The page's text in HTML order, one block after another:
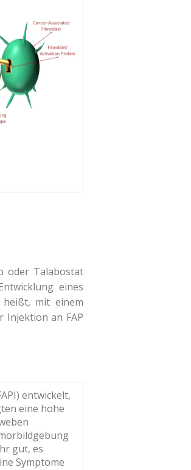
oder Talabostat
eines
mit einem
Injektion an FAP
entwickelt,
eine hohe
gut, es
Symptome